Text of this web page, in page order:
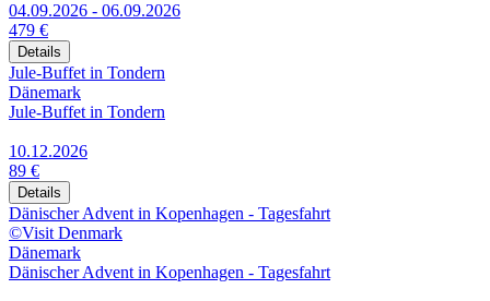
04.09.2026 - 06.09.2026
479 €
Details
Jule-Buffet in Tondern
Dänemark
Jule-Buffet in Tondern
10.12.2026
89 €
Details
Dänischer Advent in Kopenhagen - Tagesfahrt
©Visit Denmark
Dänemark
Dänischer Advent in Kopenhagen - Tagesfahrt